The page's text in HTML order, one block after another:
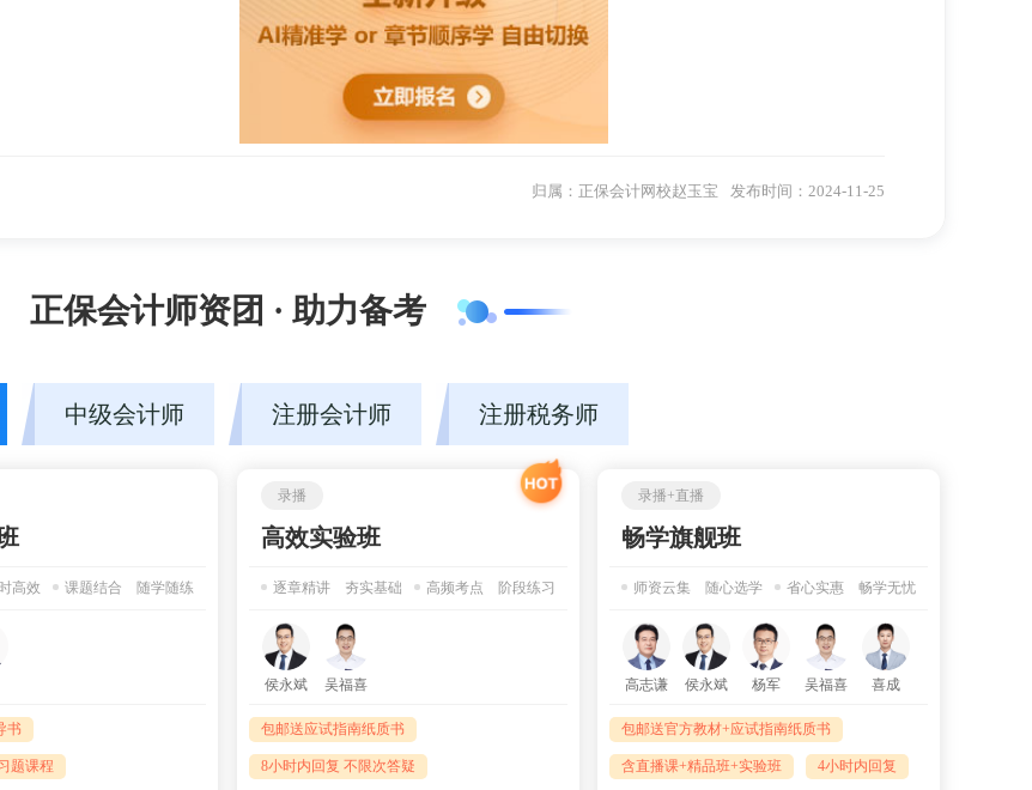
老师：博士，副教授，硕士生导师，企业财务顾问。多年从事注册会计师考试、会计专业技术资格考试的辅
师：“梦想成真”辅导丛书中级会计职称《每天30分钟学中级会计实务》、注册会计师《注册会计师综合阶段
指南·基础强化》、税务师《
财务与会计 应试指南》及《财务与会计最后冲刺8套模拟试卷》主编。
发布时间：2024-11-25
归属： 正保会计网校赵玉宝
正保会计师资团 · 助力备考
中级会计师 注册会计师 注册税务师
高效 课题结合 随学随练
书
题课程
高效实验班
录播
逐章精讲 夯实基础 高频考点 阶段练习
侯永斌 吴福喜
包邮送应试指南纸质书
8小时内回复 不限次答疑
畅学旗舰班
录播+直播
师资云集 随心选学 省心实惠 畅学无忧
高志谦 侯永斌 杨军 吴福喜 喜成
包邮送官方教材+应试指南纸质书
含直播课+精品班+实验班 4小时内回复